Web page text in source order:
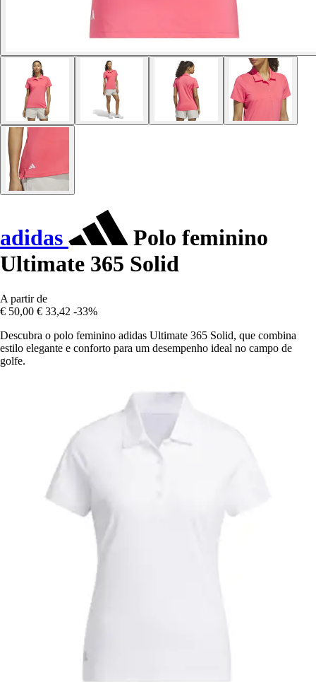
adidas
Polo feminino
Ultimate 365 Solid
A partir de
€ 50,00 € 33,42 -33%
Descubra o polo feminino adidas Ultimate 365 Solid, que combina
estilo elegante e conforto para um desempenho ideal no campo de
golfe.